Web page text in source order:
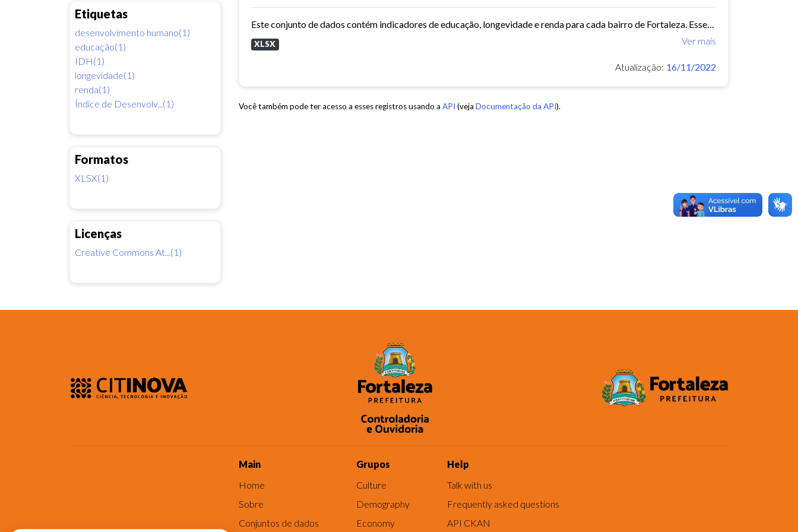
Etiquetas
desenvolvimento humano(1)
educação(1)
IDH(1)
longevidade(1)
renda(1)
Índice de Desenvolv...(1)
Formatos
XLSX(1)
Licenças
Creative Commons At...(1)
Este conjunto de dados contém indicadores de educação, longevidade e renda para cada bairro de Fortaleza. Esses três indicadores juntos formam o Indice de Desenvolvimento Humano...
Ver mais
XLSX
Atualização: 16/11/2022
Você também pode ter acesso a esses registros usando a API (veja Documentação da API).
Main
Home
Sobre
Conjuntos de dados
Grupos
Culture
Demography
Economy
Help
Talk with us
Frequently asked questions
API CKAN